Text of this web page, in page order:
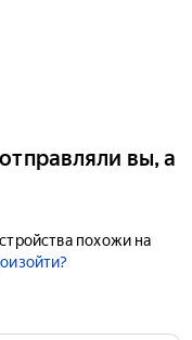
вы, а
похожи на